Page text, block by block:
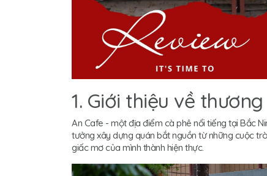
1. Giới thiệu về
An Cafe - một địa điểm cà phê nổi tiếng tại Bắc
tưởng xây dựng quán bắt nguồn từ những cuộc
giấc mơ của mình thành hiện thực.